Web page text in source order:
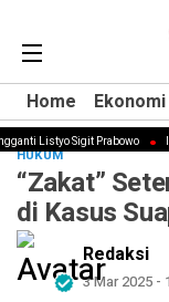
Home Ekonomi
Home Ekonomi
Listyo Sigit Prabowo
HUKUM
“Zakat”
di Kasus
Redaksi
3 Mar 2025 -